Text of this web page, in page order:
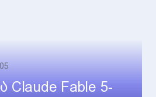
Claude Fable 5-